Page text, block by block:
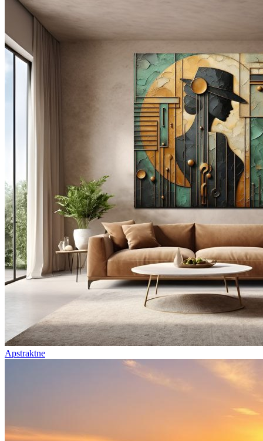
Apstraktne